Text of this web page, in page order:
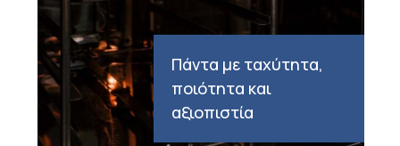
Πάντα με ταχύτητα,
ποιότητα και
αξιοπιστία